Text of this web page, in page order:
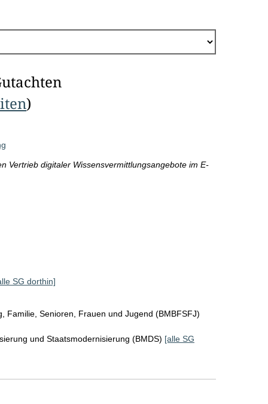
)
Vertrieb digitaler Wissensvermittlungsangebote im E-
SG dorthin]
Familie, Senioren, Frauen und Jugend (BMBFSFJ)
und Staatsmodernisierung (BMDS) [alle SG